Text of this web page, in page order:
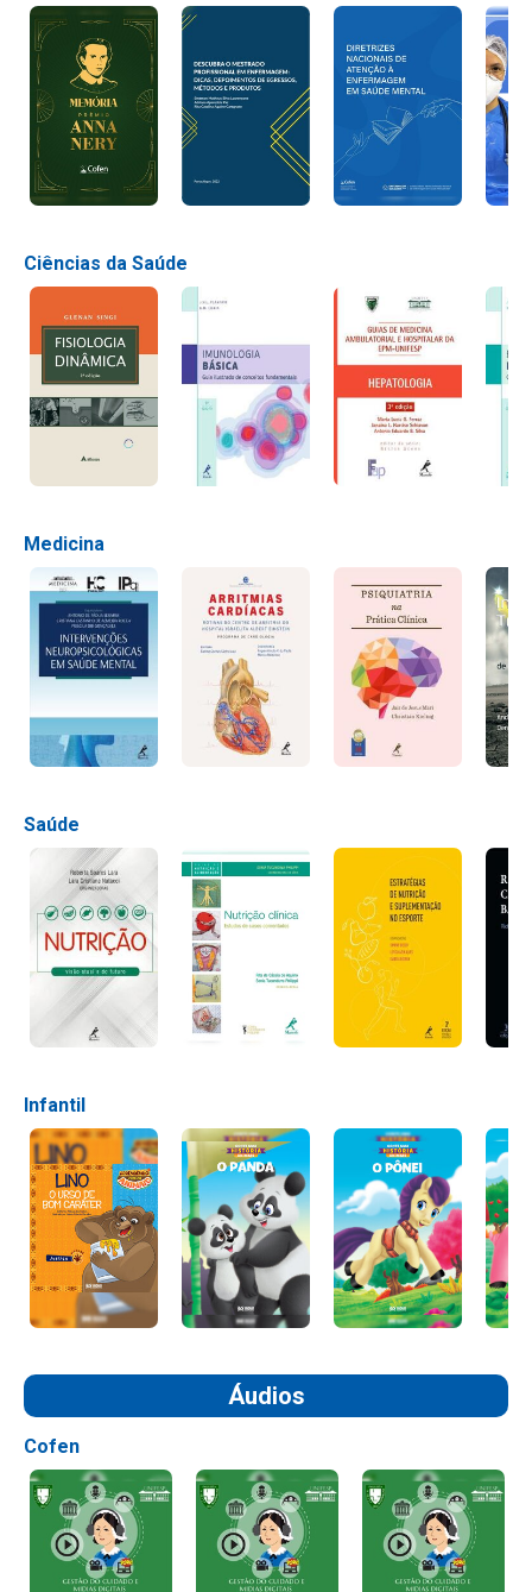
Ciências da Saúde
Medicina
Saúde
Infantil
Áudios
Cofen